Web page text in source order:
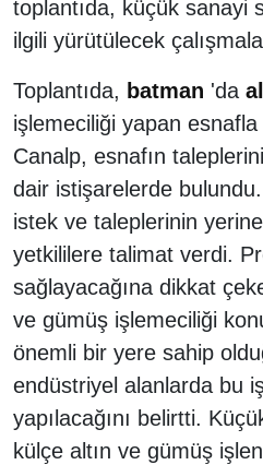
toplantıda, küçük sanayi
ilgili yürütülecek
Toplantıda, batman 'da
işlemeciliği yapan
Canalp, esnafın
dair istişarelerde
istek ve taleplerinin
yetkililere talimat verdi.
sağlayacağına dikkat
ve gümüş işlemeciliği
önemli bir yere sahip
endüstriyel alanlarda bu
yapılacağını belirtti.
külçe altın ve gümüş